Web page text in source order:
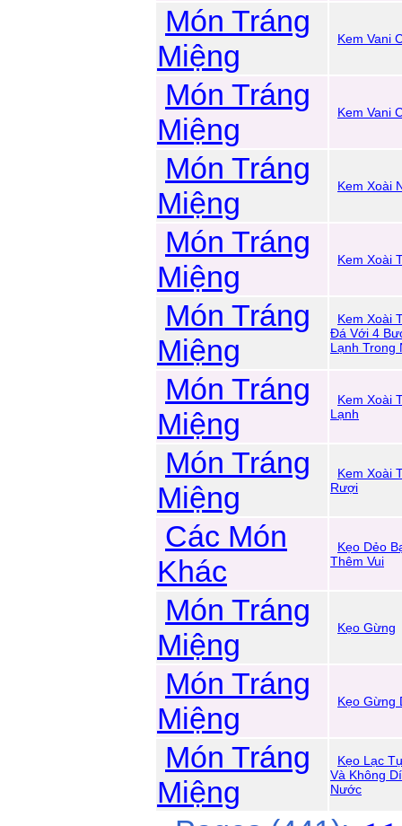
Món Tráng
Miệng
Kem Vani
Món Tráng
Miệng
Kem Vani
Món Tráng
Miệng
Kem Xoài
Món Tráng
Miệng
Kem Xoài
Món Tráng
Miệng
Kem Xoài
Đá Với 4
Lạnh Trong
Món Tráng
Miệng
Kem Xoài
Lạnh
Món Tráng
Miệng
Kem Xoài
Rượi
Các Món
Khác
Kẹo Dẻo
Thêm Vui
Món Tráng
Miệng
Kẹo Gừng
Món Tráng
Miệng
Kẹo Gừng
Món Tráng
Miệng
Kẹo Lạc
Và Không
Nước